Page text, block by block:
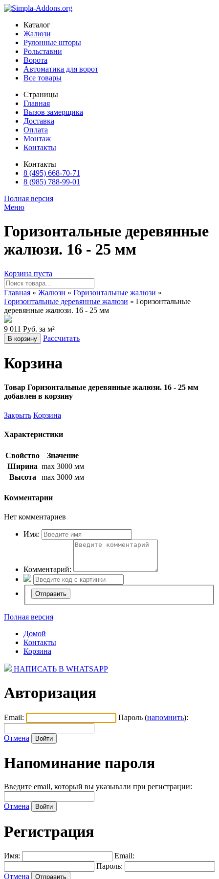
Каталог
Жалюзи
Рулонные шторы
Рольставни
Ворота
Автоматика для ворот
Все товары
Страницы
Главная
Вызов замерщика
Доставка
Оплата
Монтаж
Контакты
Контакты
8 (495) 668-70-71
8 (985) 788-99-01
Полная версия
Меню
Горизонтальные деревянные
жалюзи. 16 - 25 мм
Корзина пуста
Главная » Жалюзи » Горизонтальные жалюзи »
Горизонтальные деревянные жалюзи » Горизонтальные
деревянные жалюзи. 16 - 25 мм
9 011 Руб. за м²
В корзину Рассчитать
Корзина
Товар Горизонтальные деревянные жалюзи. 16 - 25 мм
добавлен в корзину
Закрыть Корзина
Характеристики
Свойство
Значение
Ширина max 3000 мм
Высота
max 3000 мм
Комментарии
Нет комментариев
Имя:
Комментарий:
Полная версия
Домой
Контакты
Корзина
НАПИСАТЬ В WHATSAPP
Авторизация
Email: Пароль (напомнить):
Отмена
Напоминание пароля
Введите email, который вы указывали при регистрации:
Отмена
Регистрация
Имя:
Email:
Пароль:
Отмена